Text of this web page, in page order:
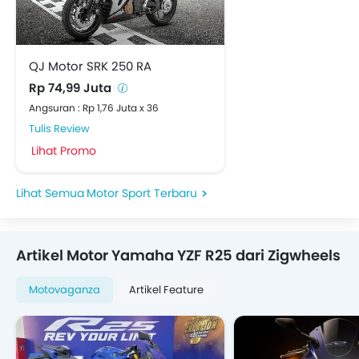
QJ Motor SRK 250 RA
Rp 74,99 Juta
Angsuran : Rp 1,76 Juta x 36
Tulis Review
Lihat Promo
Motor Sport Terbaru
Artikel Motor Yamaha YZF R25 dari Zigwheels
Motovaganza Artikel Feature